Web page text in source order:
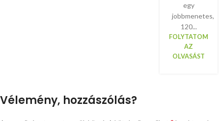
egy
jobbmenetes,
120...
FOLYTATOM
AZ
OLVASÁST
Vélemény, hozzászólás?